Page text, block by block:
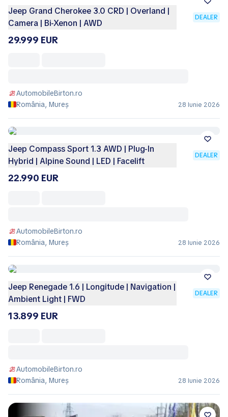
Jeep Grand Cherokee 3.0 CRD | Overland |
Camera | Bi-Xenon | AWD
DEALER
29.999 EUR
AutomobileBirton.ro
România, Mureș
28 Iunie 2026
Jeep Compass Sport 1.3 AWD | Plug-In
Hybrid | Alpine Sound | LED | Facelift
DEALER
22.990 EUR
AutomobileBirton.ro
România, Mureș
28 Iunie 2026
Jeep Renegade 1.6 | Longitude | Navigation |
Ambient Light | FWD
DEALER
13.899 EUR
AutomobileBirton.ro
România, Mureș
28 Iunie 2026